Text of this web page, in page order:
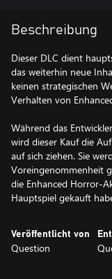
Beschreibung
Dieser DLC dient
das weiterhin neue
keinen strategischen
Verhalten von
Während das
wird dieser Kauf die
auf sich ziehen. Sie
Voreingenommenheit
die Enhanced Horror-
Hauptspiel gekauft
Veröffentlicht von
Question